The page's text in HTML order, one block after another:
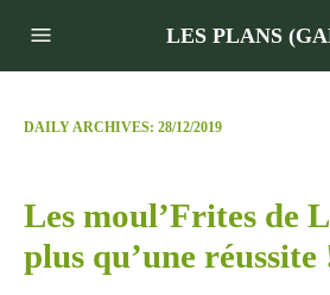
LES PLANS
DAILY ARCHIVES: 28/12/2019
Les moul’Frites de
plus qu’une réussite